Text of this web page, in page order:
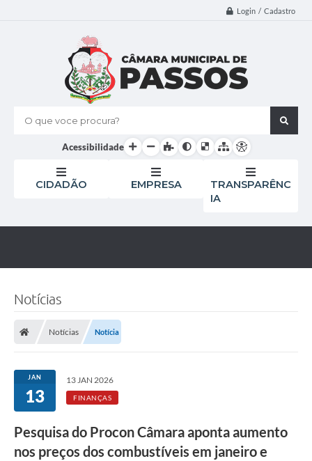
Login / Cadastro
O que voce procura?
Acessibilidade
CIDADÃO EMPRESA
TRANSPARÊNC
IA
Notícias
Notícias Notícia
JAN
13
13 JAN 2026
FINANÇAS
Pesquisa do Procon Câmara aponta aumento
nos preços dos combustíveis em janeiro e